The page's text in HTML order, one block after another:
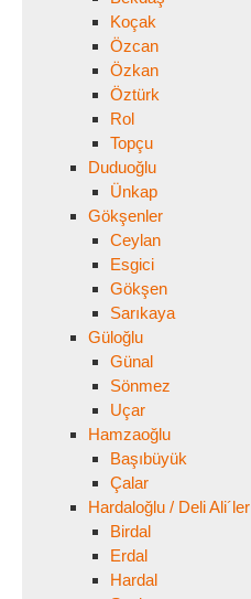
Koçak
Özcan
Özkan
Öztürk
Rol
Topçu
Duduoğlu
Ünkap
Gökşenler
Ceylan
Esgici
Gökşen
Sarıkaya
Güloğlu
Günal
Sönmez
Uçar
Hamzaoğlu
Başıbüyük
Çalar
Hardaloğlu / Deli Ali´ler
Birdal
Erdal
Hardal